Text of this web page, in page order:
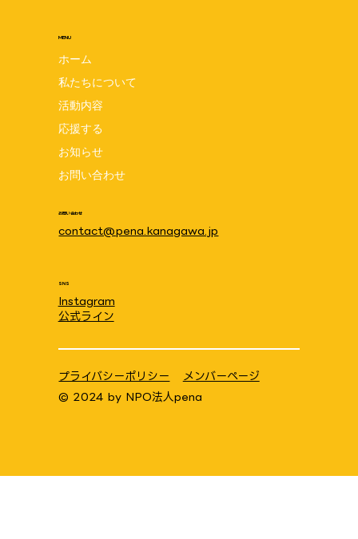
リトルベビーおしゃべりほっとタイム 開
催しました 【共催】とっとの芽×pena
2025/10/18(土)13:30〜15:00 場
所：とっとの芽サテライト
MENU
ホーム
私たちについて
活動内容
応援する
お知らせ
お問い合わせ
お問い合わせ
contact@pena.kanagawa.jp
SNS
Instagram
公式ライン
© 2024 by NPO法人pena
プライバシーポリシー メンバーページ